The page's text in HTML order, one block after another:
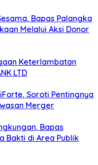
Bapas Palangka
Melalui Aksi Donor
Keterlambatan
LTD
Soroti Pentingnya
Merger
Bapas
Bakti di Area Publik